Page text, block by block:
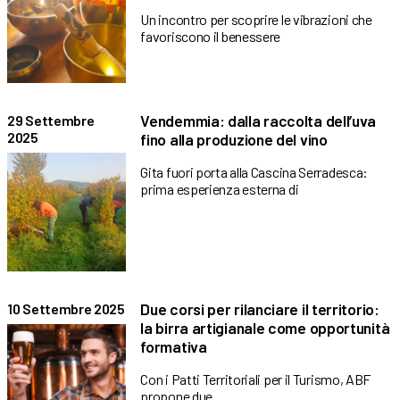
Un incontro per scoprire le vibrazioni che
favoriscono il benessere
29 Settembre
2025
Vendemmia: dalla raccolta dell’uva
fino alla produzione del vino
Gita fuori porta alla Cascina Serradesca:
prima esperienza esterna di
10 Settembre 2025
Due corsi per rilanciare il territorio:
la birra artigianale come opportunità
formativa
Con i Patti Territoriali per il Turismo, ABF
propone due